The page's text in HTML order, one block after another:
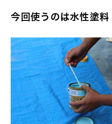
今回使うのは水性塗料